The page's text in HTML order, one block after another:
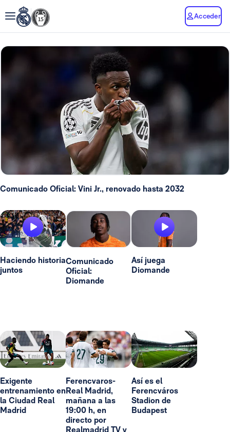
Acceder
Comunicado Oficial: Vini Jr., renovado hasta 2032
Haciendo historia
juntos
Comunicado
Oficial:
Diomande
Así juega
Diomande
Exigente
entrenamiento en
la Ciudad Real
Madrid
Ferencvaros-
Real Madrid,
mañana a las
19:00 h, en
directo por
Realmadrid TV y
Así es el
Ferencváros
Stadion de
Budapest